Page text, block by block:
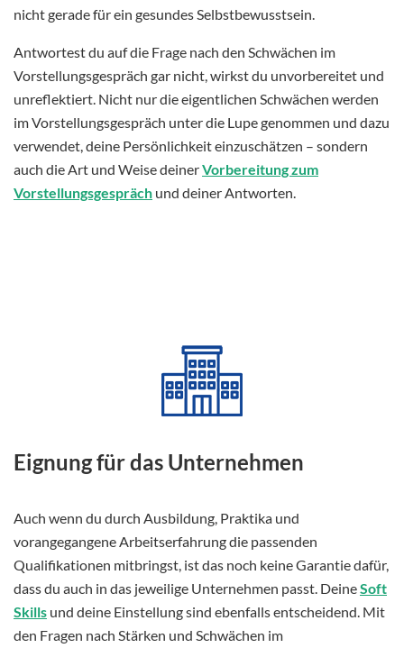
nicht gerade für ein gesundes Selbstbewusstsein.
Antwortest du auf die Frage nach den Schwächen im
Vorstellungsgespräch gar nicht, wirkst du unvorbereitet und
unreflektiert. Nicht nur die eigentlichen Schwächen werden
im Vorstellungsgespräch unter die Lupe genommen und dazu
verwendet, deine Persönlichkeit einzuschätzen – sondern
auch die Art und Weise deinerVorbereitung zum
Vorstellungsgespräch und deiner Antworten.
Eignung für das Unternehmen
Auch wenn du durch Ausbildung, Praktika und
vorangegangene Arbeitserfahrung die passenden
Qualifikationen mitbringst, ist das noch keine Garantie dafür,
dass du auch in das jeweilige Unternehmen passt. DeineSoft
Skills und deine Einstellung sind ebenfalls entscheidend. Mit
den Fragen nach Stärken und Schwächen im